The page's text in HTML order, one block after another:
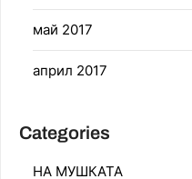
май 2017
април 2017
Categories
НА МУШКАТА